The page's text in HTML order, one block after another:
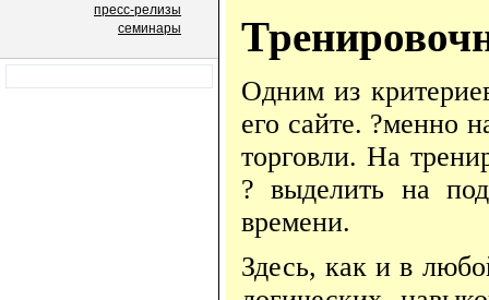
пресс-релизы
семинары
Одним из
его сайте. ?менно
торговли. На
? выделить на
времени.
Здесь, как и в